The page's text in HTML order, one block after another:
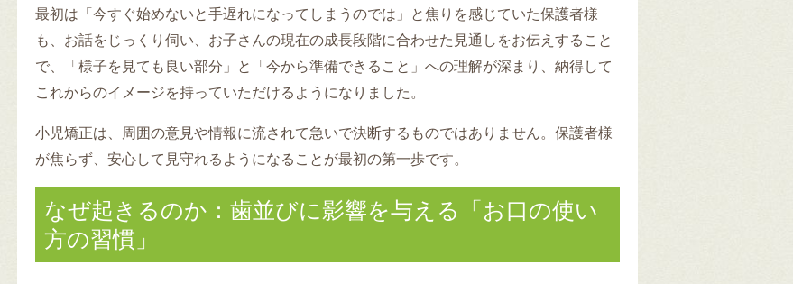
最初は「今すぐ始めないと手遅れになってしまうのでは」と焦りを感じていた保護者様
も、お話をじっくり伺い、お子さんの現在の成長段階に合わせた見通しをお伝えすること
で、「様子を見ても良い部分」と「今から準備できること」への理解が深まり、納得して
これからのイメージを持っていただけるようになりました。
小児矯正は、周囲の意見や情報に流されて急いで決断するものではありません。保護者様
が焦らず、安心して見守れるようになることが最初の第一歩です。
なぜ起きるのか：歯並びに影響を与える「お口の使い
方の習慣」